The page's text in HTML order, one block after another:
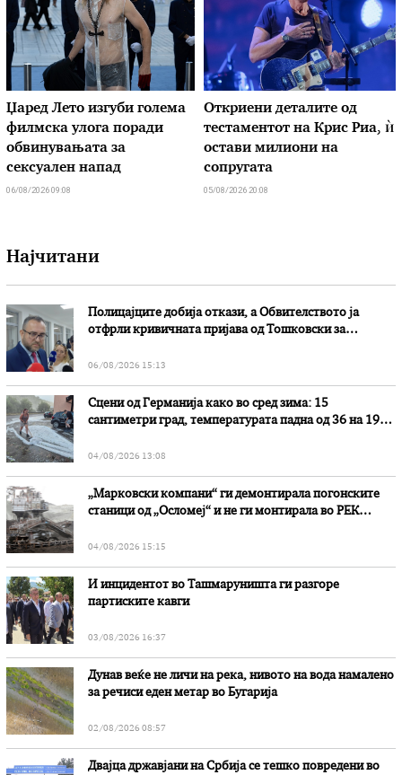
Џаред Лето изгуби голема
филмска улога поради
обвинувањата за
сексуален напад
06/08/2026 09:08
Откриени деталите од
тестаментот на Крис Риа, ѝ
остави милиони на
сопругата
05/08/2026 20:08
Најчитани
Полицајците добија откази, а Обвителството ја
отфрли кривичната пријава од Тошковски за
06/08/2026 15:13
Сцени од Германија како во сред зима: 15
сантиметри град, температурата падна од 36 на 19
04/08/2026 13:08
„Марковски компани“ ги демонтирала погонските
станици од „Осломеј“ и не ги монтирала во РЕК
04/08/2026 15:15
И инцидентот во Ташмаруништa ги разгоре
партиските кавги
03/08/2026 16:37
Дунав веќе не личи на река, нивото на вода намалено
за речиси еден метар во Бугарија
02/08/2026 08:57
Двајца државјани на Србија се тешко повредени во